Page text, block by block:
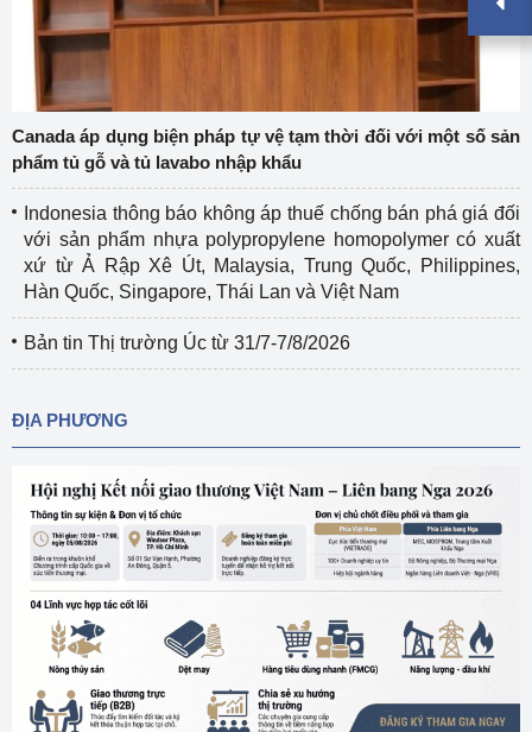
Canada áp dụng biện pháp tự vệ tạm thời đối với một số sản
phẩm tủ gỗ và tủ lavabo nhập khẩu
Indonesia thông báo không áp thuế chống bán phá giá đối
với sản phẩm nhựa polypropylene homopolymer có xuất
xứ từ Ả Rập Xê Út, Malaysia, Trung Quốc, Philippines,
Hàn Quốc, Singapore, Thái Lan và Việt Nam
Bản tin Thị trường Úc từ 31/7-7/8/2026
ĐỊA PHƯƠNG